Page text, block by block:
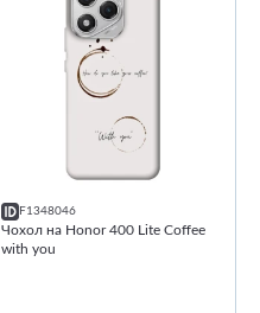
F1348046
Чохол на Honor 400 Lite Coffee
with you